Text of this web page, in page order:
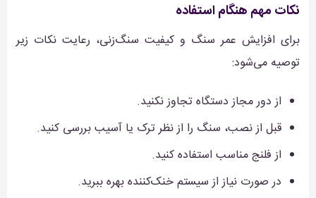
نکات مهم هنگام استفاده
برای افزایش عمر سنگ و کیفیت سنگ‌زنی، رعایت نکات زیر
توصیه می‌شود:
از دور مجاز دستگاه تجاوز نکنید.
قبل از نصب، سنگ را از نظر ترک یا آسیب بررسی کنید.
از فلنج مناسب استفاده کنید.
در صورت نیاز از سیستم خنک‌کننده بهره ببرید.